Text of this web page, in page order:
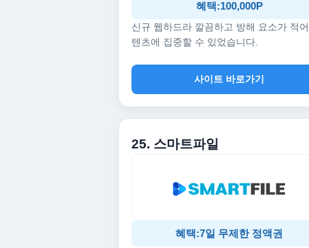
혜택:100,000P
신규 웹하드라 깔끔하고 방해 요소가 적
텐츠에 집중할 수 있었습니다.
사이트 바로가기
25. 스마트파일
혜택:7일 무제한 정액권